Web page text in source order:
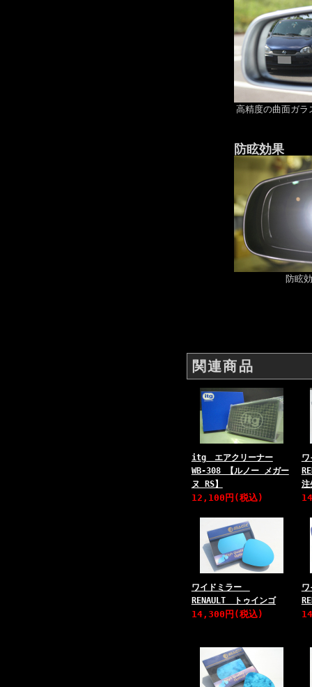
高精度の曲面ガラ
防眩効果
防眩
関連商品
itg エアクリーナー
WB-308 【ルノー メガー
ヌ RS】
12,100円(税込)
注
ワイドミラー
RENAULT トゥインゴ
14,300円(税込)